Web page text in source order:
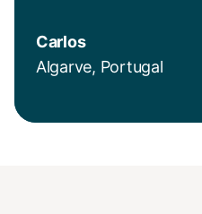
Carlos
Algarve, Portugal